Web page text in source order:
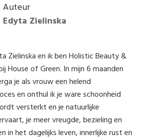
Auteur
Edyta Zielinska
Zielinska en ik ben Holistic Beauty &
House of Green. In mijn 6 maanden
je als vrouw een helend
en onthul ik je ware schoonheid
versterkt en je natuurlijke
je meer vreugde, bezieling en
in het dagelijks leven, innerlijke rust en